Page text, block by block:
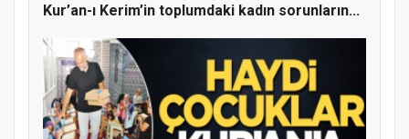
Kur’an-ı Kerim’in toplumdaki kadın sorunların...